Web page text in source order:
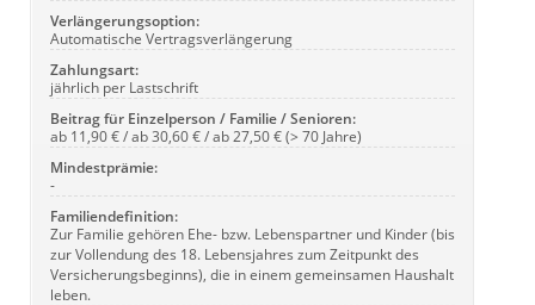
Verlängerungsoption:
Automatische Vertragsverlängerung
Zahlungsart:
jährlich per Lastschrift
Beitrag für Einzelperson / Familie / Senioren:
ab 11,90 € / ab 30,60 € / ab 27,50 € (> 70 Jahre)
Mindestprämie:
-
Familiendefinition:
Zur Familie gehören Ehe- bzw. Lebenspartner und Kinder (bis
zur Vollendung des 18. Lebensjahres zum Zeitpunkt des
Versicherungsbeginns), die in einem gemeinsamen Haushalt
leben.